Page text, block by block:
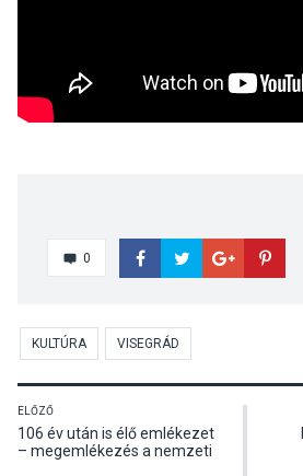
0
KULTÚRA VISEGRÁD
ELŐZŐ
106 év után is élő emlékezet
– megemlékezés a nemzeti